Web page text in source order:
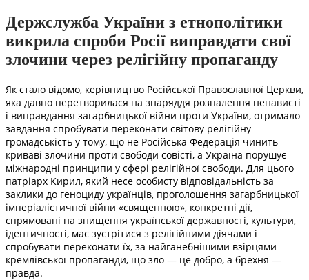
Держслужба України з етнополітики
викрила спроби Росії виправдати свої
злочини через релігійну пропаганду
Як стало відомо, керівництво Російської Православної Церкви,
яка давно перетворилася на знаряддя розпалення ненависті
і виправдання загарбницької війни проти України, отримало
завдання спробувати переконати світову релігійну
громадськість у тому, що не Російська Федерація чинить
криваві злочини проти свободи совісті, а Україна порушує
міжнародні принципи у сфері релігійної свободи. Для цього
патріарх Кирил, який несе особисту відповідальність за
заклики до геноциду українців, проголошення загарбницької
імперіалістичної війни «священною», конкретні дії,
спрямовані на знищення української державності, культури,
ідентичності, має зустрітися з релігійними діячами і
спробувати переконати їх, за найганебнішими взірцями
кремлівської пропаганди, що зло — це добро, а брехня —
правда.